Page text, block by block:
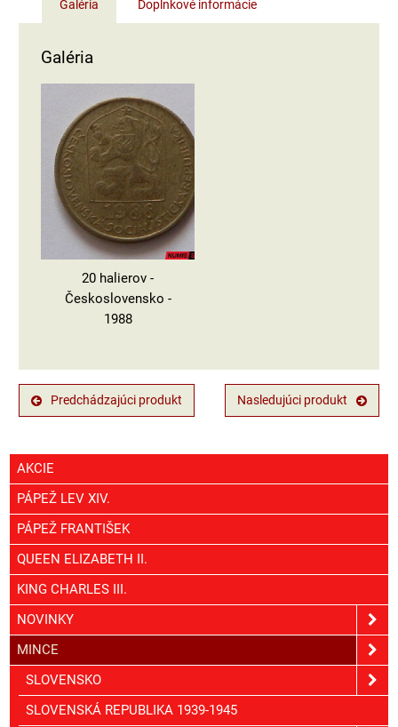
Galéria Doplnkové informácie
Galéria
20 halierov -
Československo -
1988
Predchádzajúci produkt Nasledujúci produkt
AKCIE
PÁPEŽ LEV XIV.
PÁPEŽ FRANTIŠEK
QUEEN ELIZABETH II.
KING CHARLES III.
NOVINKY
MINCE
SLOVENSKO
SLOVENSKÁ REPUBLIKA 1939-1945